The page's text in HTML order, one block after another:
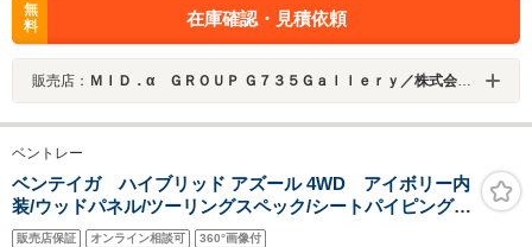
無
料
在庫確認・見積依頼
販売店： ＭＩＤ．α ＧＲＯＵＰ Ｇ７３５Ｇａｌｌｅｒｙ／株式会社ＭＩＤネットワーク
ベントレー
ベンテイガ ハイブリッド アズール 4WD アイボリー内
装/ウッドパネル/ツーリングスペック/シートパイピング/2
トーンステアリング/ナイトビジョン/ワイアレス充電
販売店保証 オンライン相談可 360°画像付